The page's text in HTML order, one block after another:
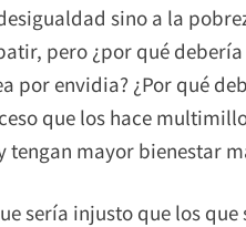
sino a la
pero ¿por qué
por envidia? ¿Por qué
que los hace
tengan mayor bienestar
sería injusto que los